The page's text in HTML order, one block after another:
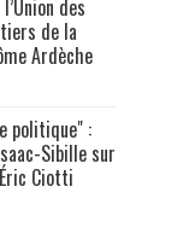
des
de la
Ardèche
politique" :
Sibille sur
Ciotti